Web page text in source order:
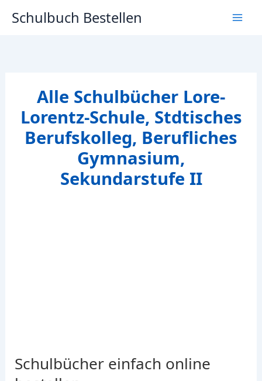
InhaltSchulbuch Bestellen
Alle Schulbücher Lore-
Lorentz-Schule, Stdtisches
Berufskolleg, Berufliches
Gymnasium,
Sekundarstufe II
Schulbücher einfach online